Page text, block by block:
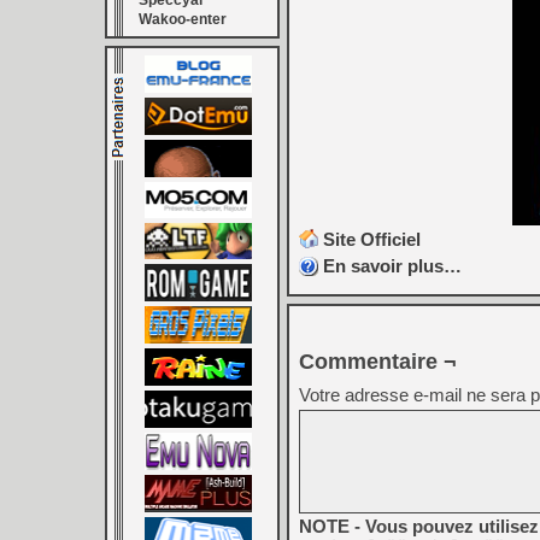
Wakoo-enter
Site Officiel
En savoir plus…
Commentaire ¬
Votre adresse e-mail ne sera
NOTE - Vous pouvez